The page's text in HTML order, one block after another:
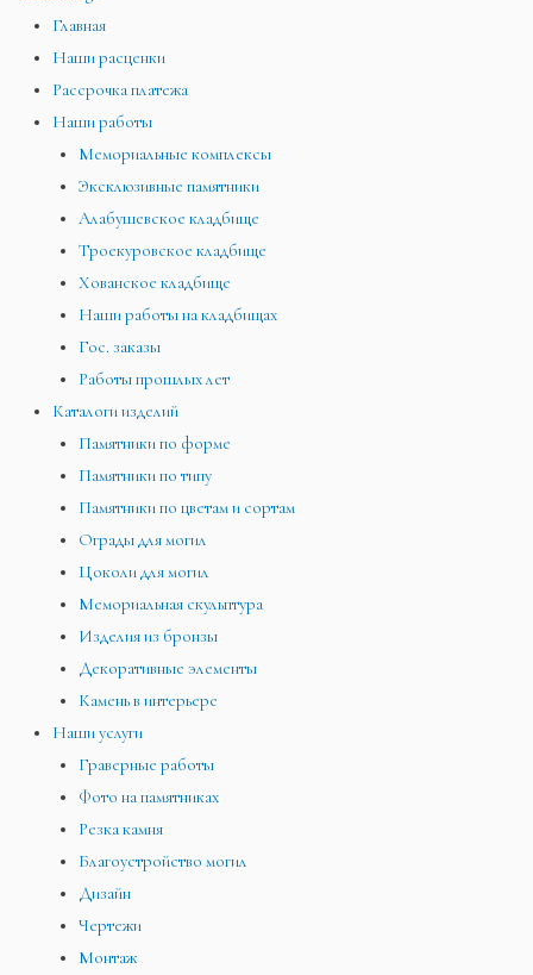
Главная
Наши расценки
Рассрочка платежа
Наши работы
Мемориальные комплексы
Эксклюзивные памятники
Алабушевское кладбище
Троекуровское кладбище
Хованское кладбище
Наши работы на кладбищах
Гос. заказы
Работы прошлых лет
Каталоги изделий
Памятники по форме
Памятники по типу
Памятники по цветам и сортам
Ограды для могил
Цоколи для могил
Мемориальная скульптура
Изделия из бронзы
Декоративные элементы
Камень в интерьере
Наши услуги
Граверные работы
Фото на памятниках
Резка камня
Благоустройство могил
Дизайн
Чертежи
Монтаж